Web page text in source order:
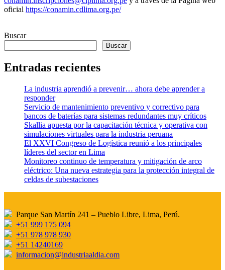
oficial https://conamin.cdlima.org.pe/
Buscar
Buscar
Entradas recientes
La industria aprendió a prevenir… ahora debe aprender a
responder
Servicio de mantenimiento preventivo y correctivo para
bancos de baterías para sistemas redundantes muy críticos
Skallia apuesta por la capacitación técnica y operativa con
simulaciones virtuales para la industria peruana
El XXVI Congreso de Logística reunió a los principales
líderes del sector en Lima
Monitoreo continuo de temperatura y mitigación de arco
eléctrico: Una nueva estrategia para la protección integral de
celdas de subestaciones
Parque San Martín 241 – Pueblo Libre, Lima, Perú.
+51 999 175 094
+51 978 978 930
+51 14240169
informacion@industriaaldia.com